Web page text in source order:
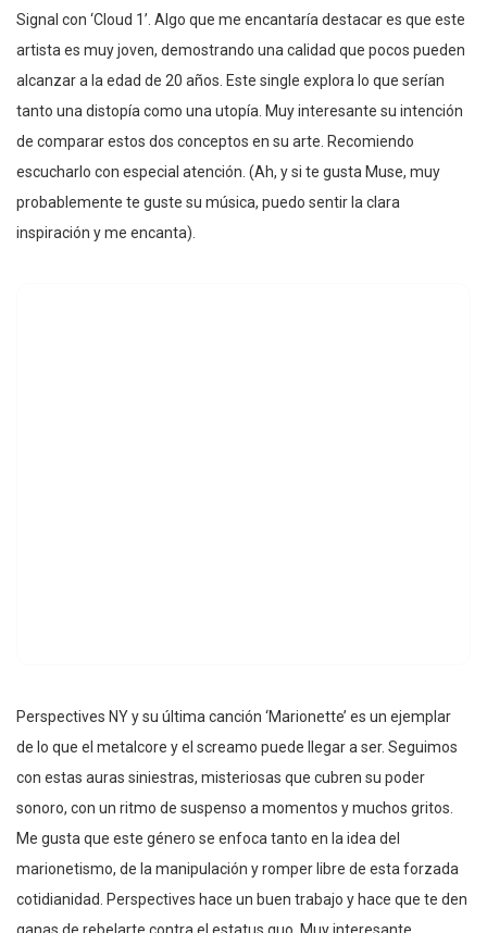
Signal con ‘Cloud 1’. Algo que me encantaría destacar es que este
artista es muy joven, demostrando una calidad que pocos pueden
alcanzar a la edad de 20 años. Este single explora lo que serían
tanto una distopía como una utopía. Muy interesante su intención
de comparar estos dos conceptos en su arte. Recomiendo
escucharlo con especial atención. (Ah, y si te gusta Muse, muy
probablemente te guste su música, puedo sentir la clara
inspiración y me encanta).
Perspectives NY y su última canción ‘Marionette’ es un ejemplar
de lo que el metalcore y el screamo puede llegar a ser. Seguimos
con estas auras siniestras, misteriosas que cubren su poder
sonoro, con un ritmo de suspenso a momentos y muchos gritos.
Me gusta que este género se enfoca tanto en la idea del
marionetismo, de la manipulación y romper libre de esta forzada
cotidianidad. Perspectives hace un buen trabajo y hace que te den